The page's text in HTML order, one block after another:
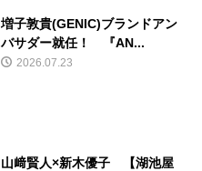
増子敦貴(GENIC)ブランドアン
バサダー就任！ 『AN...
2026.07.23
山﨑賢人×新木優子 【湖池屋